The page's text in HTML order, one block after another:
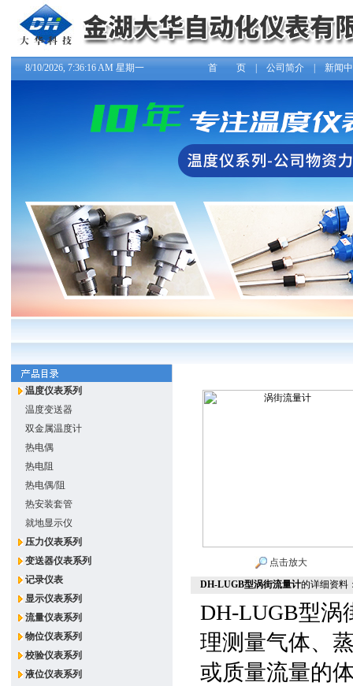
8/10/2026, 7:36:17 AM 星期一 首 页| 公司简介| 新闻
温度仪表系列
温度变送器
双金属温度计
热电偶
热电阻
热电偶/阻
热安装套管
就地显示仪
压力仪表系列
变送器仪表系列
记录仪表
显示仪表系列
流量仪表系列
物位仪表系列
校验仪表系列
液位仪表系列
点击放大
DH-LUGB型涡街流量计的详细资料
DH-LUGB型涡
理测量气体、
或质量流量的